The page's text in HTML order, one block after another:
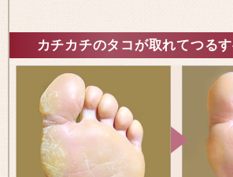
カチカチのタコが取れてつるす